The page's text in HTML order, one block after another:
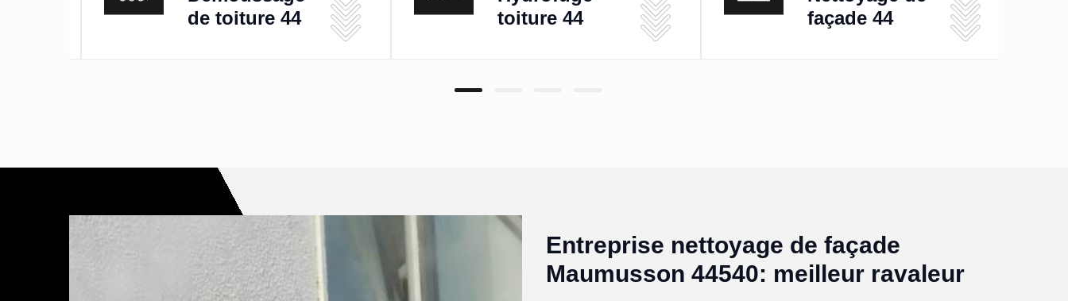
de toiture 44
toiture 44
façade 44
Entreprise nettoyage de façade
Maumusson 44540: meilleur ravaleur